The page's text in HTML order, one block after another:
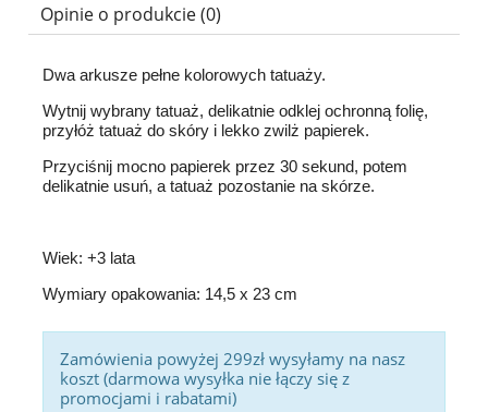
Opinie o produkcie (0)
Dwa arkusze pełne kolorowych tatuaży.
Wytnij wybrany tatuaż, delikatnie odklej ochronną folię,
przyłóż tatuaż do skóry i lekko zwilż papierek.
Przyciśnij mocno papierek przez 30 sekund, potem
delikatnie usuń, a tatuaż pozostanie na skórze.
Wiek: +3 lata
Wymiary opakowania: 14,5 x 23 cm
Zamówienia powyżej 299zł wysyłamy na nasz
koszt (darmowa wysyłka nie łączy się z
promocjami i rabatami)